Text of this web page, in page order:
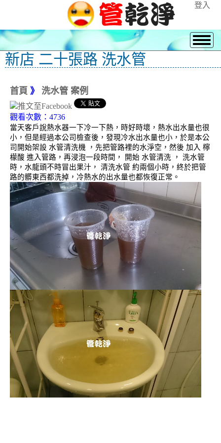
登入
新店 二十張路 洗水管
首頁 》 洗水管 案例
觀看次數：4736
當天客戶說熱水器一下冷一下熱，時好時壞，熱水出水量也很
小，但是經過本公司檢查後，發現冷水出水量也小，於是本公
司開始架設 水管清洗機 ，先把管路裡的水淨空，然後 加入 檸
檬酸 進入管路，再浸泡一段時間， 開始 水管清洗 ， 洗水管
時，水龍頭不時冒出果汁， 清洗水管 約兩個小時，終於把管
路的髒東西都洗掉，冷熱水的出水量也都恢復正常。